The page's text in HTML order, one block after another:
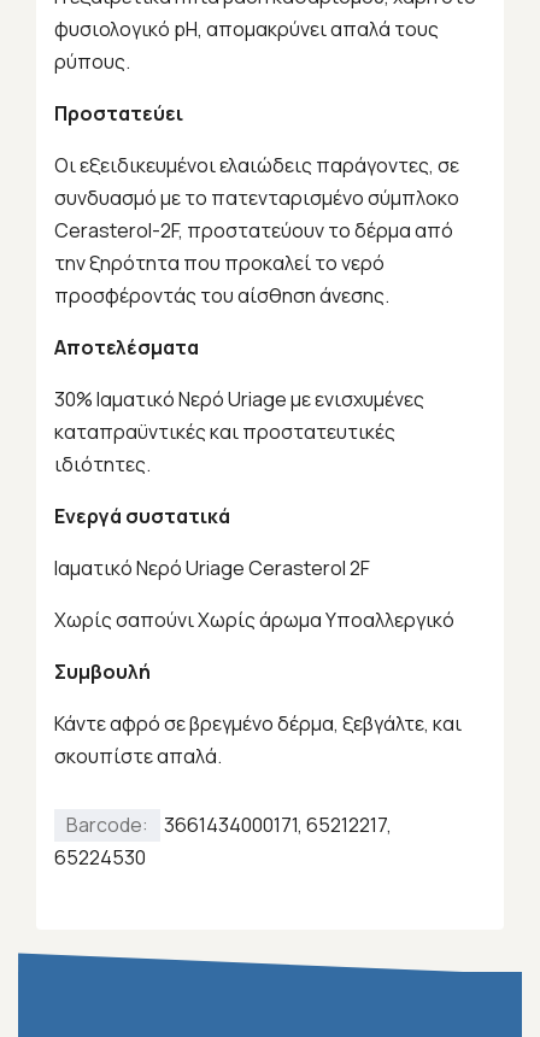
φυσιολογικό pH, απομακρύνει απαλά τους
ρύπους.
Προστατεύει
Οι εξειδικευμένοι ελαιώδεις παράγοντες, σε
συνδυασμό με το πατενταρισμένο σύμπλοκο
Cerasterol-2F, προστατεύουν το δέρμα από
την ξηρότητα που προκαλεί το νερό
προσφέροντάς του αίσθηση άνεσης.
Αποτελέσματα
30% Ιαματικό Νερό Uriage με ενισχυμένες
καταπραϋντικές και προστατευτικές
ιδιότητες.
Ενεργά συστατικά
Ιαματικό Νερό Uriage Cerasterol 2F
Χωρίς σαπούνι Χωρίς άρωμα Υποαλλεργικό
Συμβουλή
Κάντε αφρό σε βρεγμένο δέρμα, ξεβγάλτε, και
σκουπίστε απαλά.
Barcode:
3661434000171, 65212217,
65224530